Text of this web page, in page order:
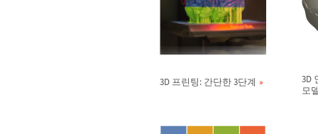
3D 프린팅: 간단한 3단계
3D
모